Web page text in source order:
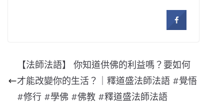
【法師法語】 你知道供佛的利益嗎？要如何
才能改變你的生活？｜釋道盛法師法語 #覺悟
#修行 #學佛 #佛教 #釋道盛法師法語